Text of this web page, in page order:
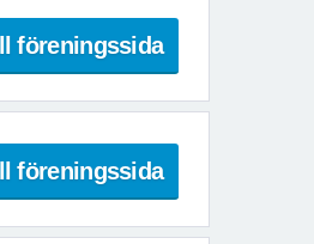
föreningssida
föreningssida